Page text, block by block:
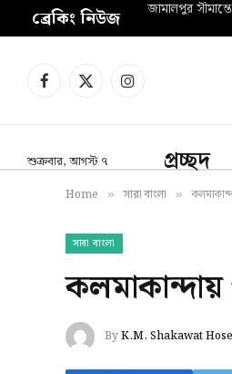
ব্রেকিং নিউজ জামালপুর
Facebook
X
Instagram
শুক্রবার, আগস্ট ৭ প্রচ্ছদ
Home » সারা বাংলা »
সারা বাংলা
ByK.M. Shakawat